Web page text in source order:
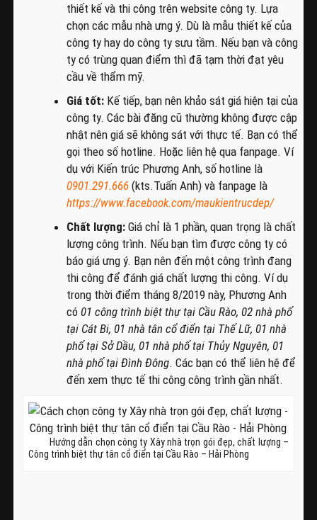
thiết kế và thi công trên website công ty. Lựa
chọn các mẫu nhà ưng ý. Dù là mẫu thiết kế của
công ty hay do công ty sưu tầm. Nếu bạn và công
ty có trùng quan điểm thì đã tạm thời đạt yêu
cầu về thẩm mỹ.
Giá tốt: Kế tiếp, bạn nên khảo sát giá hiện tại của
công ty. Các bài đăng cũ thường không được cập
nhật nên giá sẽ không sát với thực tế. Bạn có thể
gọi theo số hotline. Hoặc liên hệ qua fanpage. Ví
dụ với Kiến trúc Phương Anh, số hotline là
0901.291.666(kts.Tuấn Anh) và fanpage là
https://www.facebook.com/maukientrucdep/
Chất lượng: Giá chỉ là 1 phần, quan trọng là chất
lượng công trình. Nếu bạn tìm được công ty có
báo giá ưng ý. Bạn nên đến một công trình đang
thi công để đánh giá chất lượng thi công. Ví dụ
trong thời điểm tháng 8/2019 này, Phương Anh
có 01 công trình biệt thự tại Cầu Rào, 02 nhà phố
tại Cát Bi, 01 nhà tân cổ điển tại Thế Lữ, 01 nhà
phố tại Sở Dầu, 01 nhà phố tại Thủy Nguyên, 01
nhà phố tại Đình Đông. Các bạn có thể liên hệ để
đến xem thực tế thi công công trình gần nhất.
Hướng dẫn chọn công ty Xây nhà trọn gói đẹp, chất lượng –
Công trình biệt thự tân cổ điển tại Cầu Rào – Hải Phòng